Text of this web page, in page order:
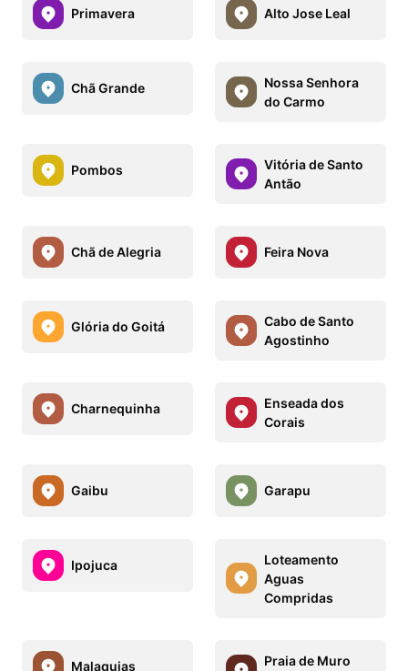
Primavera Alto Jose Leal
Chã Grande
Nossa Senhora
do Carmo
Pombos
Vitória de Santo
Antão
Chã de Alegria Feira Nova
Glória do Goitá
Cabo de Santo
Agostinho
Charnequinha
Enseada dos
Corais
Gaibu Garapu
Ipojuca
Loteamento
Aguas
Compridas
Malaquias Praia de Muro